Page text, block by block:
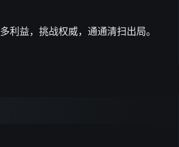
多利益，挑战权威，通通清扫出局。